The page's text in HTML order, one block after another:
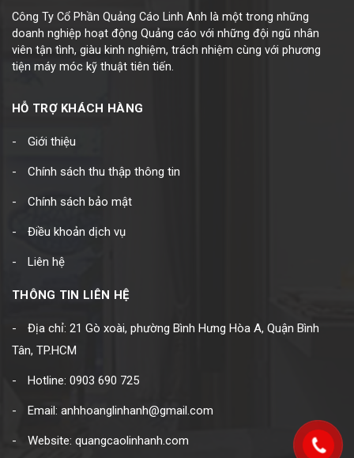
Công Ty Cổ Phần Quảng Cáo Linh Anh là một trong những
doanh nghiệp hoạt động Quảng cáo với những đội ngũ nhân
viên tận tình, giàu kinh nghiệm, trách nhiệm cùng với phương
tiện máy móc kỹ thuật tiên tiến.
HỖ TRỢ KHÁCH HÀNG
Giới thiệu
Chính sách thu thập thông tin
Chính sách bảo mật
Điều khoản dịch vụ
Liên hệ
THÔNG TIN LIÊN HỆ
Địa chỉ: 21 Gò xoài, phường Bình Hưng Hòa A, Quận Bình
Tân, TP.HCM
Hotline: 0903 690 725
Email: anhhoanglinhanh@gmail.com
Website: quangcaolinhanh.com